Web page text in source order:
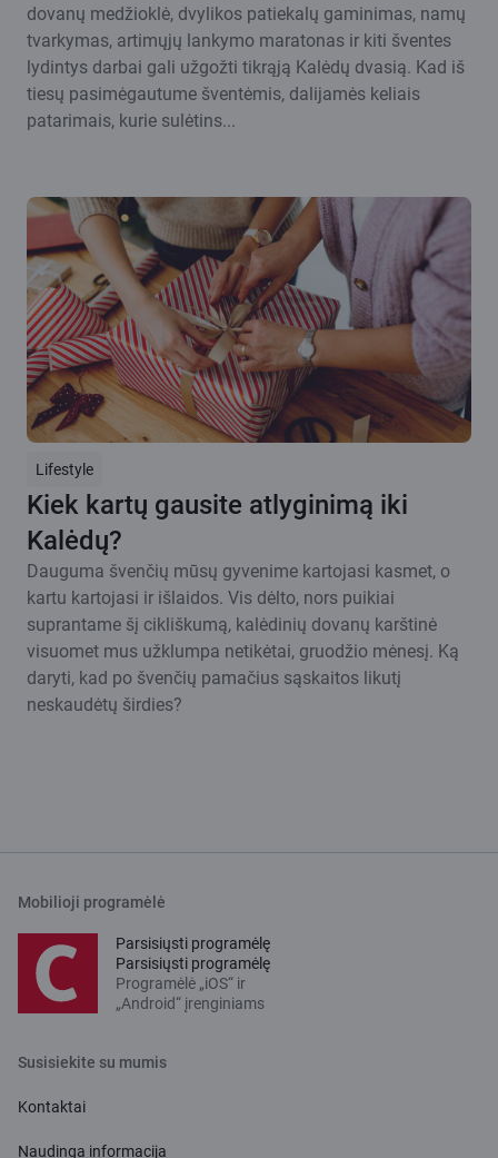
dovanų medžioklė, dvylikos patiekalų gaminimas, namų
tvarkymas, artimųjų lankymo maratonas ir kiti šventes
lydintys darbai gali užgožti tikrąją Kalėdų dvasią. Kad iš
tiesų pasimėgautume šventėmis, dalijamės keliais
patarimais, kurie sulėtins...
Lifestyle
Kiek kartų gausite atlyginimą iki
Kalėdų?
Dauguma švenčių mūsų gyvenime kartojasi kasmet, o
kartu kartojasi ir išlaidos. Vis dėlto, nors puikiai
suprantame šį cikliškumą, kalėdinių dovanų karštinė
visuomet mus užklumpa netikėtai, gruodžio mėnesį. Ką
daryti, kad po švenčių pamačius sąskaitos likutį
neskaudėtų širdies?
Mobilioji programėlė
Parsisiųsti programėlę
Parsisiųsti programėlę
Programėlė „iOS“ ir
„Android“ įrenginiams
Susisiekite su mumis
Kontaktai
Naudinga informacija